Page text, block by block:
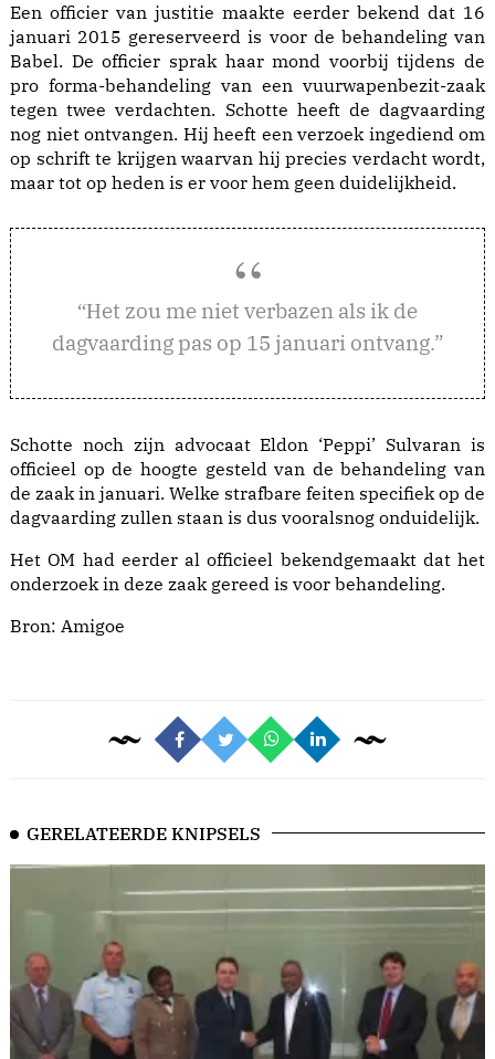
Een officier van justitie maakte eerder bekend dat 16
januari 2015 gereserveerd is voor de behandeling van
Babel. De officier sprak haar mond voorbij tijdens de
pro forma-behandeling van een vuurwapenbezit-zaak
tegen twee verdachten. Schotte heeft de dagvaarding
nog niet ontvangen. Hij heeft een verzoek ingediend om
op schrift te krijgen waarvan hij precies verdacht wordt,
maar tot op heden is er voor hem geen duidelijkheid.
“Het zou me niet verbazen als ik de
dagvaarding pas op 15 januari ontvang.”
Schotte noch zijn advocaat Eldon ‘Peppi’ Sulvaran is
officieel op de hoogte gesteld van de behandeling van
de zaak in januari. Welke strafbare feiten specifiek op de
dagvaarding zullen staan is dus vooralsnog onduidelijk.
Het OM had eerder al officieel bekendgemaakt dat het
onderzoek in deze zaak gereed is voor behandeling.
Bron: Amigoe
GERELATEERDE KNIPSELS